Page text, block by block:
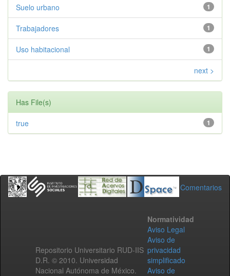
1
Suelo urbano
1
Trabajadores
1
Uso habitacional
next >
Has File(s)
1
true
Comentarios
Repositorio Universitario RUD-IIS
D.R. © 2010. Universidad
Nacional Autónoma de México.
Normatividad
Aviso Legal
Aviso de
privacidad
simplificado
Aviso de